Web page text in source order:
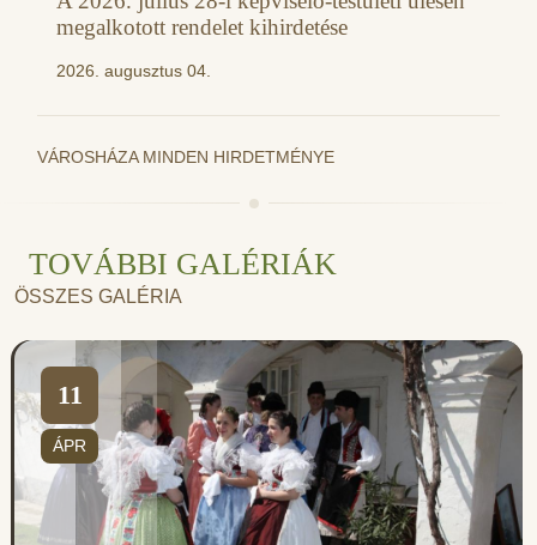
megalkotott rendelet kihirdetése
2026. augusztus 04.
VÁROSHÁZA MINDEN HIRDETMÉNYE
TOVÁBBI GALÉRIÁK
ÖSSZES GALÉRIA
11
ÁPR